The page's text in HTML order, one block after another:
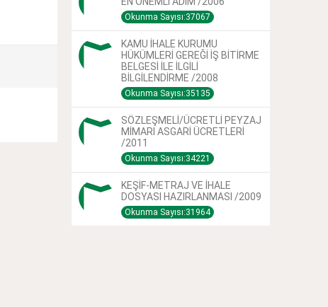
Okunma Sayısı:37067
KAMU İHALE KURUMU
HÜKÜMLERİ GEREĞİ İŞ BİTİRME
BELGESİ İLE İLGİLİ
BİLGİLENDİRME /2008
Okunma Sayısı:35135
SÖZLEŞMELİ/ÜCRETLİ PEYZAJ
MİMARI ASGARİ ÜCRETLERİ
/2011
Okunma Sayısı:34221
KEŞİF-METRAJ VE İHALE
DOSYASI HAZIRLANMASI /2009
Okunma Sayısı:31964